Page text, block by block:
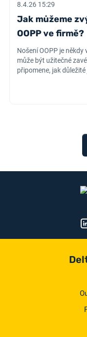
8.4.26 15:29
Jak můžeme
OOPP ve firmě?
Nošení OOPP je
může být užitečné
připomene, jak